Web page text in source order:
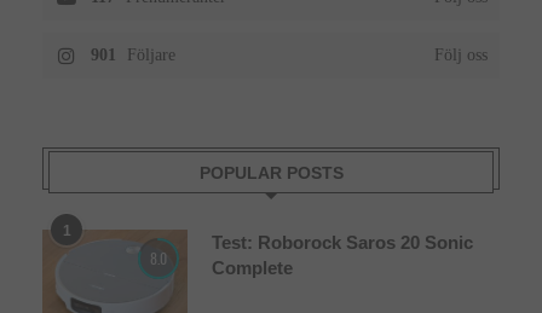
901 Följare Följ oss
POPULAR POSTS
1
8.0
Test: Roborock Saros 20 Sonic
Complete